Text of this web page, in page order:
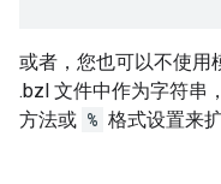
或者，您也可以不使用
.bzl 文件中作为字符串
方法或 % 格式设置来